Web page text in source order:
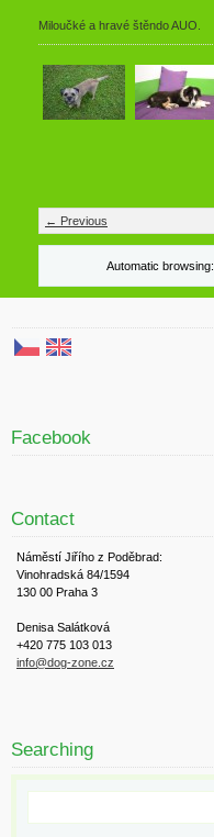
Miloučké a hravé štěndo AUO.
← Previous
Automatic browsing:
Facebook
Contact
Náměstí Jiřího z Poděbrad:
Vinohradská 84/1594
130 00 Praha 3
Denisa Salátková
+420 775 103 013
info@dog-zone.cz
Searching